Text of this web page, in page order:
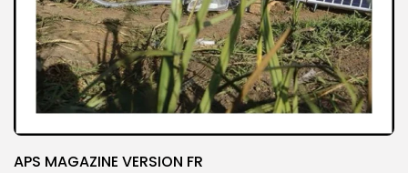
APS MAGAZINE VERSION FR